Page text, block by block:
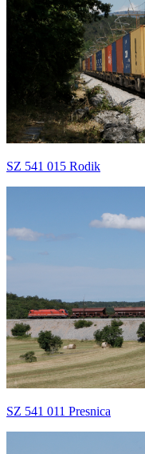
SZ 541 015 Rodik
SZ 541 011 Presnica